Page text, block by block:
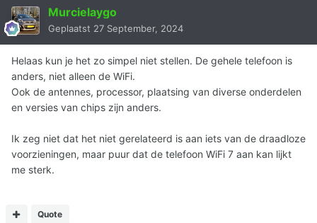
Murcielaygo
Geplaatst 27 September, 2024
Helaas kun je het zo simpel niet stellen. De gehele telefoon is
anders, niet alleen de WiFi.
Ook de antennes, processor, plaatsing van diverse onderdelen
en versies van chips zijn anders.
Ik zeg niet dat het niet gerelateerd is aan iets van de draadloze
voorzieningen, maar puur dat de telefoon WiFi 7 aan kan lijkt
me sterk.
Quote